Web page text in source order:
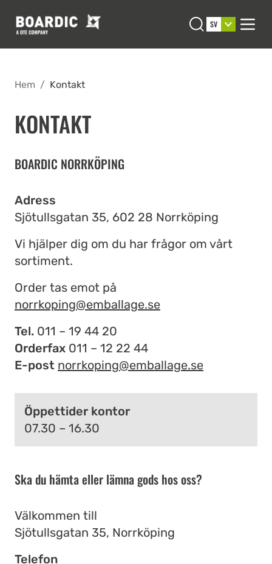
Open search
SV
Hem / Kontakt
KONTAKT
BOARDIC NORRKÖPING
Adress
Sjötullsgatan 35, 602 28 Norrköping
Vi hjälper dig om du har frågor om vårt
sortiment.
Order tas emot på
norrkoping@emballage.se
Tel. 011 – 19 44 20
Orderfax 011 – 12 22 44
E-post norrkoping@emballage.se
Öppettider kontor
07.30 – 16.30
Ska du hämta eller lämna gods hos oss?
Välkommen till
Sjötullsgatan 35, Norrköping
Telefon